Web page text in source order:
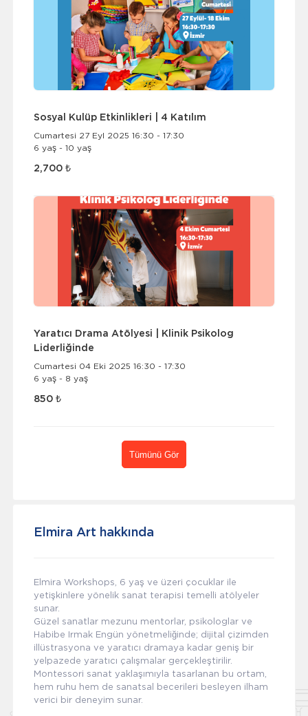
Sosyal Kulüp Etkinlikleri | 4 Katılım
Cumartesi 27 Eyl 2025 16:30 - 17:30
6 yaş - 10 yaş
2,700 ₺
Yaratıcı Drama Atölyesi | Klinik Psikolog
Liderliğinde
Cumartesi 04 Eki 2025 16:30 - 17:30
6 yaş - 8 yaş
850 ₺
Tümünü Gör
Elmira Art hakkında
Elmira Workshops, 6 yaş ve üzeri çocuklar ile
yetişkinlere yönelik sanat terapisi temelli atölyeler
sunar.
Güzel sanatlar mezunu mentorlar, psikologlar ve
Habibe Irmak Engün yönetmeliğinde; dijital çizimden
illüstrasyona ve yaratıcı dramaya kadar geniş bir
yelpazede yaratıcı çalışmalar gerçekleştirilir.
Montessori sanat yaklaşımıyla tasarlanan bu ortam,
hem ruhu hem de sanatsal becerileri besleyen ilham
verici bir deneyim sunar.